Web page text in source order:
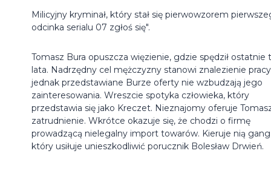
Milicyjny kryminał, który stał się pierwowzorem
odcinka serialu 07 zgłoś się".
Tomasz Bura opuszcza więzienie, gdzie spędził ostatnie
lata. Nadrzędny cel mężczyzny stanowi znalezienie
jednak przedstawiane Burze oferty nie wzbudzają jego
zainteresowania. Wreszcie spotyka człowieka, który
przedstawia się jako Kreczet. Nieznajomy oferuje
zatrudnienie. Wkrótce okazuje się, że chodzi o firmę
prowadzącą nielegalny import towarów. Kieruje nią
który usiłuje unieszkodliwić porucznik Bolesław Drwień.